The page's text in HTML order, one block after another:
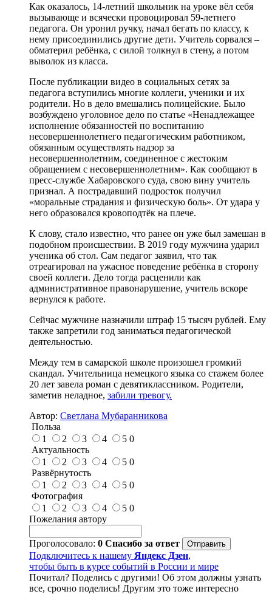
Как оказалось, 14-летний школьник на уроке вёл себя
вызывающе и всячески провоцировал 59-летнего
педагога. Он уронил ручку, начал бегать по классу, к
нему присоединились другие дети. Учитель сорвался –
обматерил ребёнка, с силой толкнул в стену, а потом
выволок из класса.
После публикации видео в социальных сетях за
педагога вступились многие коллеги, ученики и их
родители. Но в дело вмешались полицейские. Было
возбуждено уголовное дело по статье «Ненадлежащее
исполнение обязанностей по воспитанию
несовершеннолетнего педагогическим работником,
обязанным осуществлять надзор за
несовершеннолетним, соединенное с жестоким
обращением с несовершеннолетним». Как сообщают в
пресс-службе Хабаровского суда, свою вину учитель
признал. А пострадавший подросток получил
«моральные страдания и физическую боль». От удара у
него образовался кровоподтёк на плече.
К слову, стало известно, что ранее он уже был замешан в
подобном происшествии. В 2019 году мужчина ударил
ученика об стол. Сам педагог заявил, что так
отреагировал на ужасное поведение ребёнка в сторону
своей коллеги. Дело тогда расценили как
административное правонарушение, учитель вскоре
вернулся к работе.
Сейчас мужчине назначили штраф 15 тысяч рублей. Ему
также запретили год заниматься педагогической
деятельностью.
Между тем в самарской школе произошел громкий
скандал. Учительница немецкого языка со стажем более
20 лет завела роман с девятиклассником. Родители,
заметив неладное, забили тревогу.
Автор: Светлана Мубаранникова
Польза
1
2 3 4 5 0
Актуальность
1
2 3 4 5 0
Развёрнутость
1
2 3 4 5 0
Фотография
1
2 3 4 5 0
Пожелания автору
Проголосовало: 0 Спасибо за ответ
Подключитесь к нашему Яндекс Дзен,
чтобы быть в курсе событий в России и мире
Почитал? Поделись с другими! Об этом должны узнать
все, срочно поделись! Другим это тоже интересно